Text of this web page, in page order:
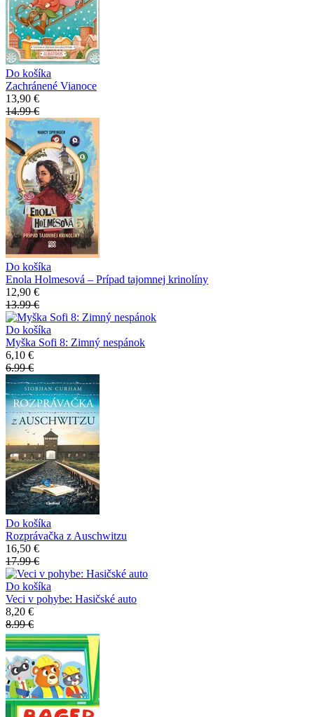
Do košíka
Zachránené Vianoce
13,90 €
14.99 €
Do košíka
Enola Holmesová – Prípad tajomnej krinolíny
12,90 €
13.99 €
Do košíka
Myška Sofi 8: Zimný nespánok
6,10 €
6.99 €
Do košíka
Rozprávačka z Auschwitzu
16,50 €
17.99 €
Do košíka
Veci v pohybe: Hasičské auto
8,20 €
8.99 €